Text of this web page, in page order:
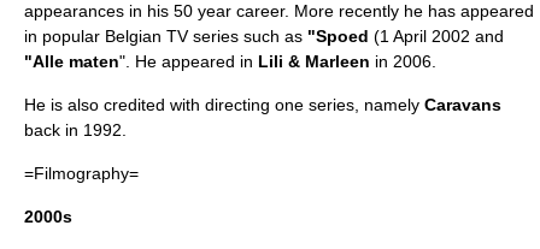
appearances in his 50 year career. More recently he has appeared
in popular Belgian TVseries such as "Spoed (1 April 2002 and
"Alle maten". He appeared in Lili & Marleen in 2006.
He is also credited with directing one series, namely Caravans
back in 1992.
=Filmography=
2000s